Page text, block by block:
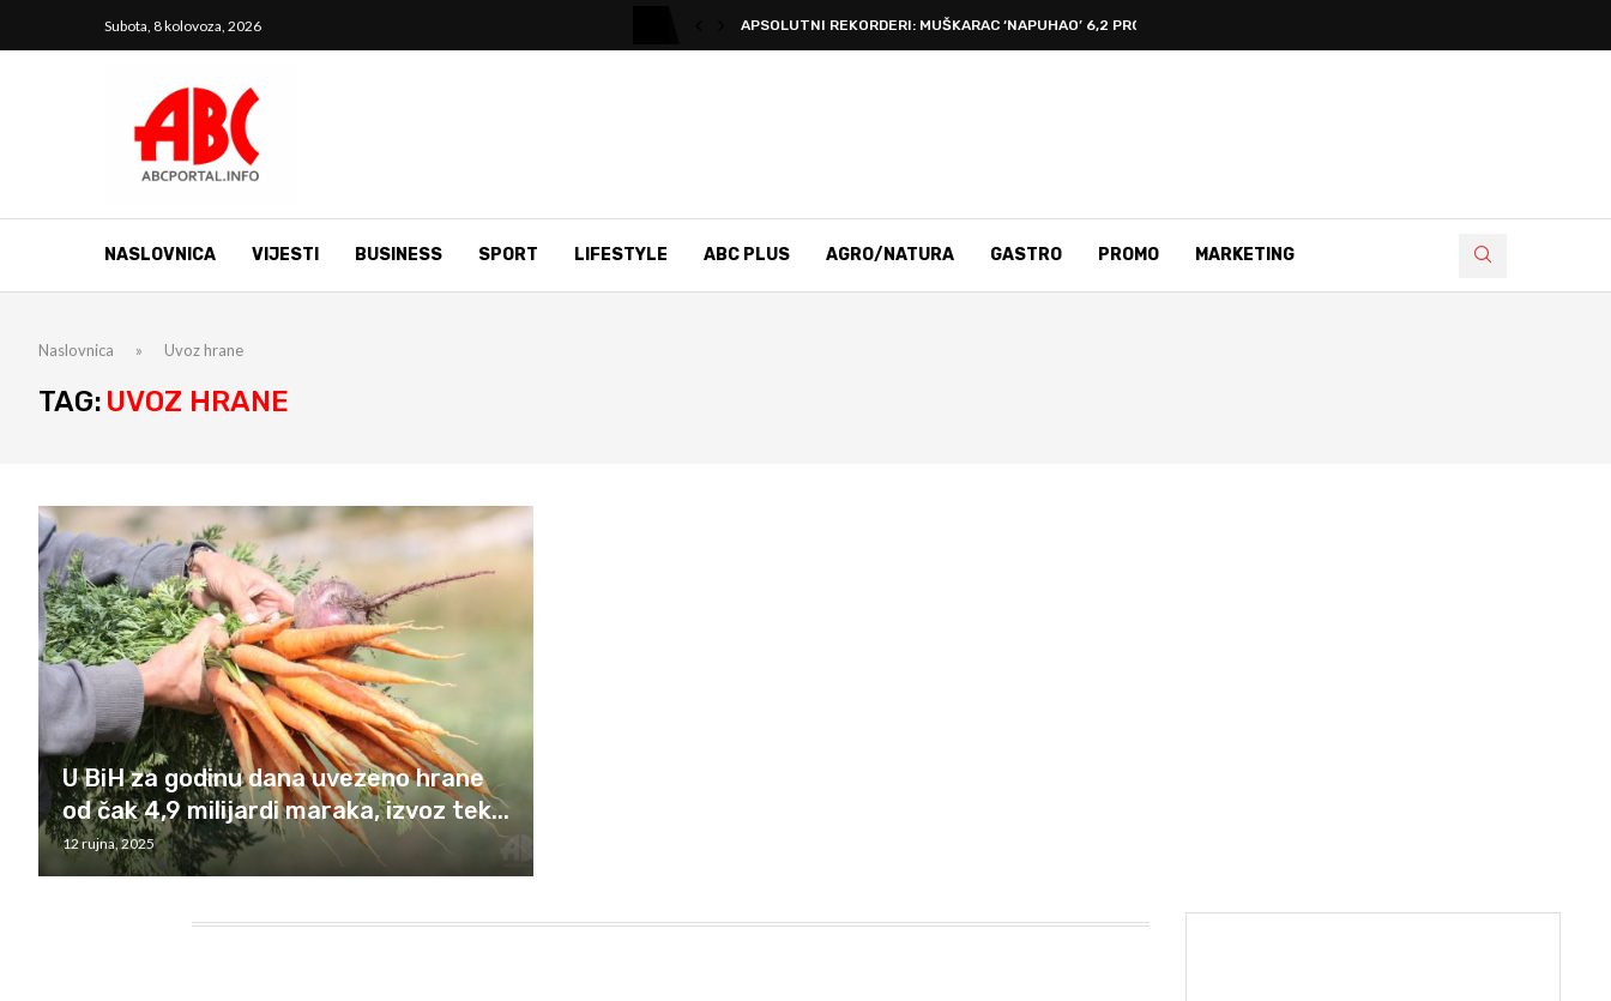
Subota, 8 kolovoza, 2026 APSOLUTNI REKORDERI: MUŠKARAC ‘NAPUHAO’ 6,2 PROMILA
NASLOVNICA VIJESTI BUSINESS SPORT LIFESTYLE ABC PLUS AGRO/NATURA GASTRO PROMO MARKETING
Naslovnica » Uvoz hrane
TAG: UVOZ HRANE
U BiH za godinu dana uvezeno hrane
od čak 4,9 milijardi maraka, izvoz tek...
12 rujna, 2025